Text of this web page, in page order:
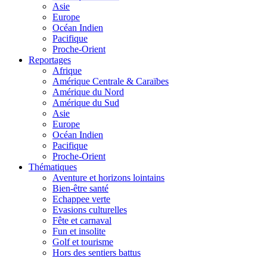
Asie
Europe
Océan Indien
Pacifique
Proche-Orient
Reportages
Afrique
Amérique Centrale & Caraïbes
Amérique du Nord
Amérique du Sud
Asie
Europe
Océan Indien
Pacifique
Proche-Orient
Thématiques
Aventure et horizons lointains
Bien-être santé
Echappee verte
Evasions culturelles
Fête et carnaval
Fun et insolite
Golf et tourisme
Hors des sentiers battus